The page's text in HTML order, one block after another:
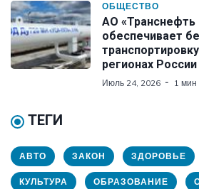
ОБЩЕСТВО
АО «Транснефть
обеспечивает
регионах России
Июль 24, 2026 1 мин
ТЕГИ
АВТО ЗАКОН ЗДОРОВЬЕ
КУЛЬТУРА ОБРАЗОВАНИЕ